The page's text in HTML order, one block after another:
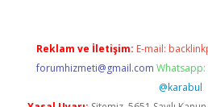
Reklam ve İletişim: E-mail:
forumhizmeti@gmail.com Whatsapp:
@karabul